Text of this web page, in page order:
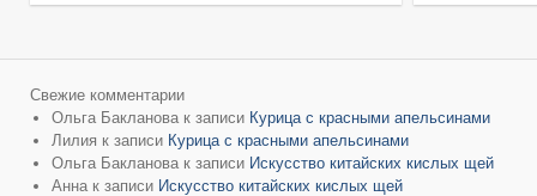
Свежие комментарии
Ольга Бакланова к записи Курица с красными апельсинами
Лилия к записи Курица с красными апельсинами
Ольга Бакланова к записи Искусство китайских кислых щей
Анна к записи Искусство китайских кислых щей